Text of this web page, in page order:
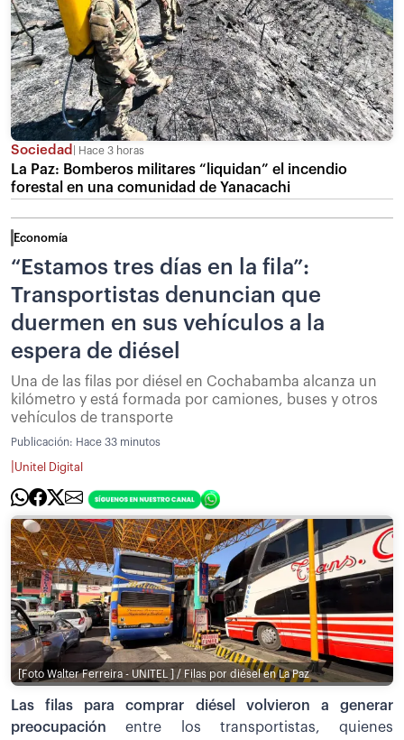
Sociedad Hace 3 horas
La Paz: Bomberos militares “liquidan” el incendio
forestal en una comunidad de Yanacachi
Economía
“Estamos tres días en la fila”:
Transportistas denuncian que
duermen en sus vehículos a la
espera de diésel
Una de las filas por diésel en Cochabamba alcanza un
kilómetro y está formada por camiones, buses y otros
vehículos de transporte
Publicación: Hace 33 minutos
Unitel Digital
[Foto Walter Ferreira - UNITEL ] / Filas por diésel en La Paz
Las filas para comprar diésel volvieron a generar
preocupación entre los transportistas, quienes